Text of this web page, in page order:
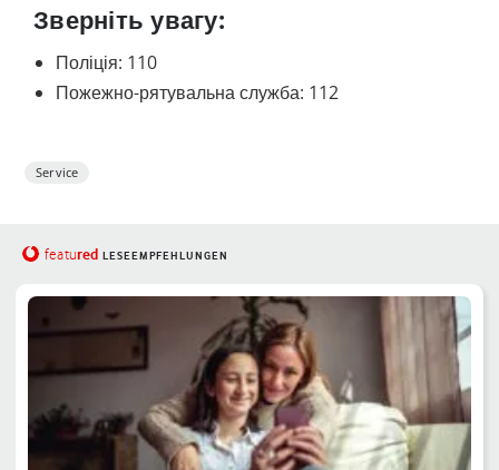
Зверніть увагу:
Поліція: 110
Пожежно-рятувальна служба: 112
Service
featured LESEEMPFEHLUNGEN